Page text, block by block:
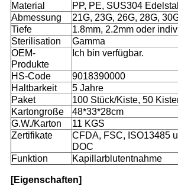
Material
PP, PE, SUS304
Abmessung
21G, 23G, 26G, 28G,
Tiefe
1.8mm, 2.2mm oder
Sterilisation
Gamma
OEM-
Produkte
Ich bin verfügbar.
HS-Code
9018390000
Haltbarkeit
5 Jahre
Paket
100 Stück/Kiste, 50
Kartongroße
48*33*28cm
G.W./Karton
11 KGS
Zertifikate
CFDA, FSC, ISO13485
DOC
Funktion
Kapillarblutentnahme
[Eigenschaften]